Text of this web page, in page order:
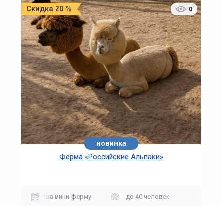
Скидка 20 % 0
новинка
Ферма «Российские Альпаки»
на мини-ферму
до 40 человек